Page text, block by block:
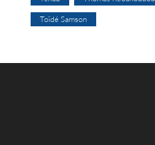
Toïdé Samson